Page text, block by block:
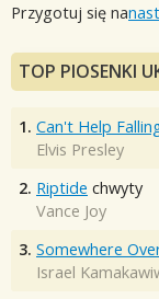
Przygotuj się na
TOP PIOSENKI
1. Can't Help
Elvis Presley
2. Riptide chwyty
Vance Joy
3. Somewhere
Israel